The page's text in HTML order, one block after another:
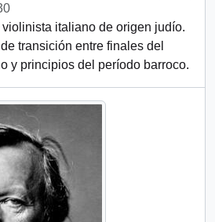
italiano de origen judío.
transición entre finales del
y principios del período barroco.